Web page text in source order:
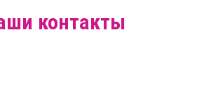
контакты